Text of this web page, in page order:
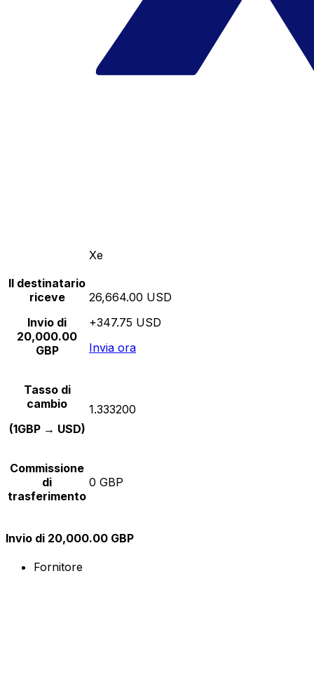
Xe
Il destinatario
riceve
Invio di
20,000.00
GBP
26,664.00 USD
+347.75 USD
Invia ora
Tasso di
cambio
(1GBP → USD)
1.333200
Commissione
di
trasferimento
0 GBP
Invio di 20,000.00 GBP
Fornitore